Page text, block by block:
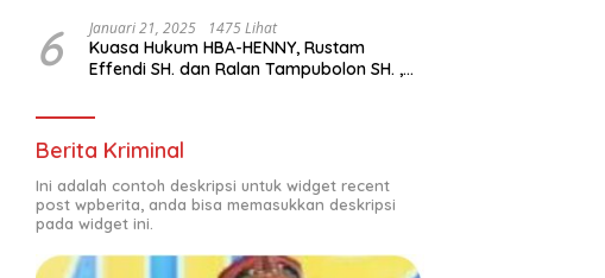
TPS Bermasalah
6 Januari 21, 2025 1475 Lihat
Kuasa Hukum HBA-HENNY, Rustam
Effendi SH. dan Ralan Tampubolon SH. ,
di MK9
Berita Kriminal
Ini adalah contoh deskripsi untuk widget recent
post wpberita, anda bisa memasukkan deskripsi
pada widget ini.